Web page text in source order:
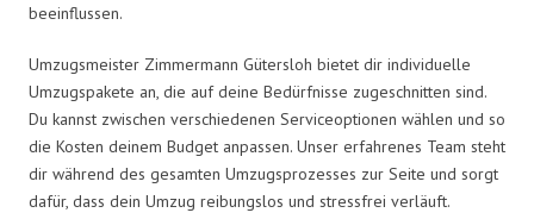
beeinflussen.
Umzugsmeister Zimmermann Gütersloh bietet dir individuelle
Umzugspakete an, die auf deine Bedürfnisse zugeschnitten sind.
Du kannst zwischen verschiedenen Serviceoptionen wählen und so
die Kosten deinem Budget anpassen. Unser erfahrenes Team steht
dir während des gesamten Umzugsprozesses zur Seite und sorgt
dafür, dass dein Umzug reibungslos und stressfrei verläuft.